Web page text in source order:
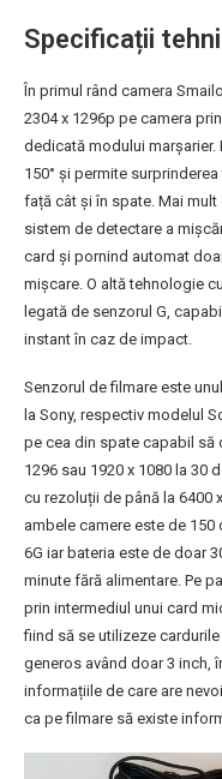
Specificații
În primul rând camera
2304 x 1296p pe camera
dedicată modului
150° și permite
față cât și în spate. Mai
sistem de detectare a
card și pornind automat
mișcare. O altă tehnologie
legată de senzorul G,
instant în caz de impact.
Senzorul de filmare este
la Sony, respectiv modelul
pe cea din spate capabil să
1296 sau 1920 x 1080 la
cu rezoluții de până la 6400
ambele camere este de
6G iar bateria este de doar
minute fără alimentare. Pe
prin intermediul unui card
fiind să se utilizeze
generos având doar 3 inch,
informațiile de care are
ca pe filmare să existe